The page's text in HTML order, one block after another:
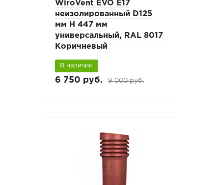
WiroVent EVO E17
неизолированный D125
мм Н 447 мм
универсальный, RAL 8017
Коричневый
В наличии
6 750 руб. 9 000 руб.